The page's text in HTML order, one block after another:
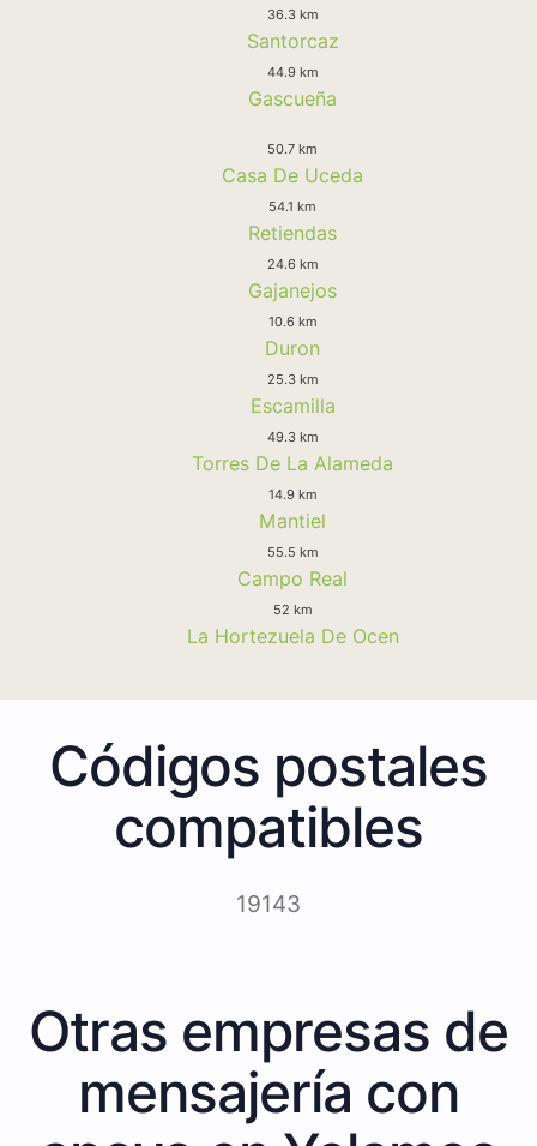
36.3 km
Santorcaz
44.9 km
Gascueña
50.7 km
Casa De Uceda
54.1 km
Retiendas
24.6 km
Gajanejos
10.6 km
Duron
25.3 km
Escamilla
49.3 km
Torres De La Alameda
14.9 km
Mantiel
55.5 km
Campo Real
52 km
La Hortezuela De Ocen
Códigos postales
compatibles
19143
Otras empresas de
mensajería con